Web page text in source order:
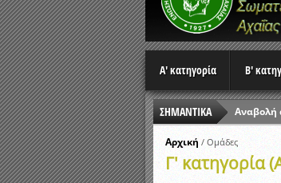
Α' κατηγορία Β'
ΣΗΜΑΝΤΙΚΑ
Αναβολή
Αρχική / Ομάδες
Γ' κατηγορία